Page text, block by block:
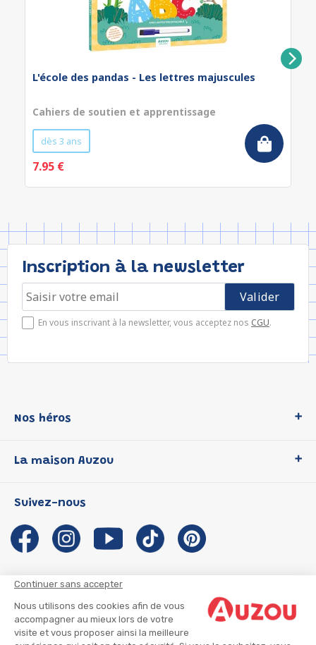
Continuer sans accepter
Nous utilisons des cookies afin de vous
accompagner au mieux lors de votre
visite et vous proposer ainsi la meilleure
L'école des pandas - Les lettres majuscules
Cahiers de soutien et apprentissage
dès 3 ans
7.95 €
Inscription à la newsletter
En vous inscrivant à la newsletter, vous acceptez nos CGU.
Nos héros
P'tit Loup
Les Influenceuses
Migali
Petite Taupe
La maison Auzou
Notre histoire
Auzou s'engage
Auteurs et illustrateurs Auzou
Suivre mon colis
Infos consommateur
Suivez-nous
CGU
CGV